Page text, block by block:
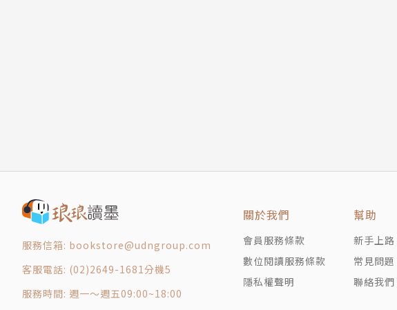
雪麗．湯瑪斯（Sherry Thomas）的母語並非英文，十三歲才從
費了寶貴時間，想著「我絕不可能寫得比這本差」，就這麼開始了
憑著處女作《私房蜜約》（Private Arrangements），雪麗一舉
來自《出版人週刊》、《圖書館期刊》、《書單》雜誌等的星級
曼史作家協會的RITA獎。
第二十五章
第二十六章
第二十七章
第二十八章
第三十章
服務信箱: bookstore@udngroup.com
客服電話: (02)2649-1681分機5
服務時間: 週一～週五09:00~18:00
關於我們
會員服務條款
數位閱讀服務條款
隱私權聲明
幫助
新手上路
常見問題
聯絡我們